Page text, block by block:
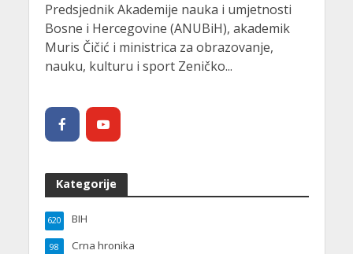
Predsjednik Akademije nauka i umjetnosti
Bosne i Hercegovine (ANUBiH), akademik
Muris Čičić i ministrica za obrazovanje,
nauku, kulturu i sport Zeničko...
Kategorije
BIH
620
Crna hronika
98